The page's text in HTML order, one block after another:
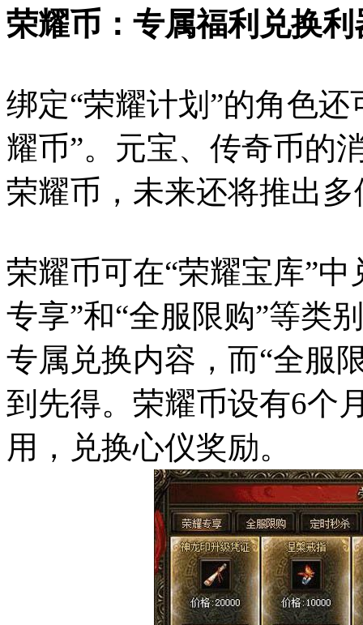
荣耀币：专属福利兑换利
绑定“荣耀计划”的角色
耀币”。元宝、传奇币的
荣耀币，未来还将推出
荣耀币可在“荣耀宝库”
专享”和“全服限购”等类
专属兑换内容，而“全服
到先得。荣耀币设有6个
用，兑换心仪奖励。